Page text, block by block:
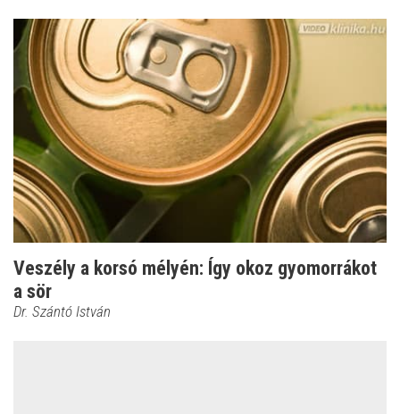
Veszély a korsó mélyén: Így okoz gyomorrákot
a sör
Dr. Szántó István